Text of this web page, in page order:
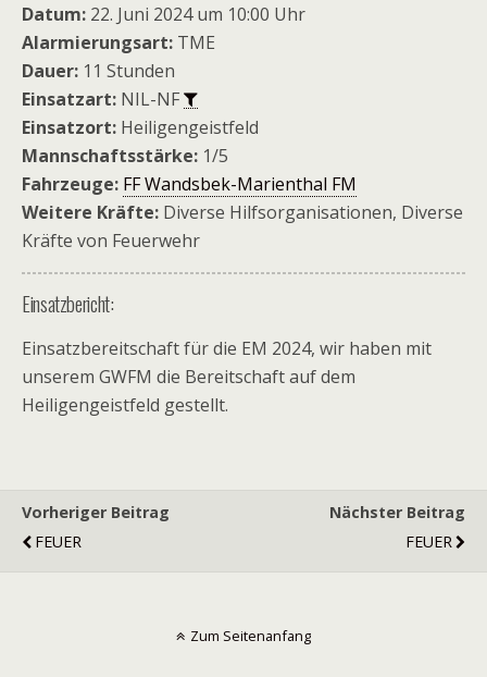
Datum: 22. Juni 2024 um 10:00 Uhr
Alarmierungsart: TME
Dauer: 11 Stunden
Einsatzart: NIL-NF
Einsatzort: Heiligengeistfeld
Mannschaftsstärke: 1/5
Fahrzeuge: FF Wandsbek-Marienthal FM
Weitere Kräfte: Diverse Hilfsorganisationen, Diverse
Kräfte von Feuerwehr
Einsatzbericht:
Einsatzbereitschaft für die EM 2024, wir haben mit
unserem GWFM die Bereitschaft auf dem
Heiligengeistfeld gestellt.
Vorheriger Beitrag
FEUER
Nächster Beitrag
FEUER
Zum Seitenanfang